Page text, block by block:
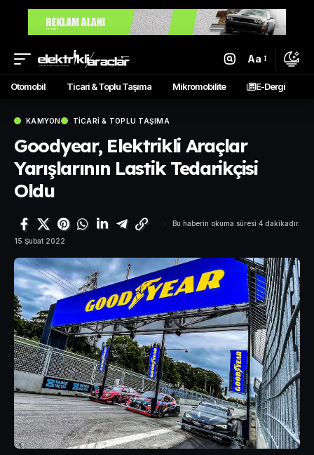
Aa
Otomobil Ticari & Toplu Taşıma Mikromobilite E-Dergi
KAMYON TICARI & TOPLU TAŞIMA
Goodyear, Elektrikli Araçlar
Yarışlarının Lastik Tedarikçisi
Oldu
15 Şubat 2022
Bu haberin okuma süresi 4 dakikadır.